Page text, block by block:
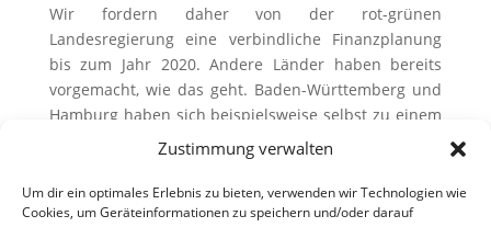
Zustimmung verwalten
Um dir ein optimales Erlebnis zu bieten, verwenden wir Technologien wie
Cookies, um Geräteinformationen zu speichern und/oder darauf
Wir fordern daher von der rot-grünen
Landesregierung eine verbindliche Finanzplanung
bis zum Jahr 2020. Andere Länder haben bereits
vorgemacht, wie das geht. Baden-Württemberg und
Hamburg haben sich beispielsweise selbst zu einem
verbindlichen Abbaupfad des Defizits bis 2020
verpflichtet. Wir schlagen daher die Aufnahme eines
entsprechenden Paragraphen im NRW-
Haushaltsgesetz 2014 vor.“